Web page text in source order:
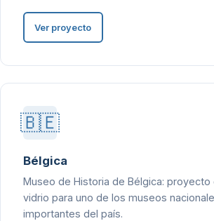
Ver proyecto
🇧🇪
Bélgica
Museo de Historia de Bélgica: proyecto
vidrio para uno de los museos
importantes del país.